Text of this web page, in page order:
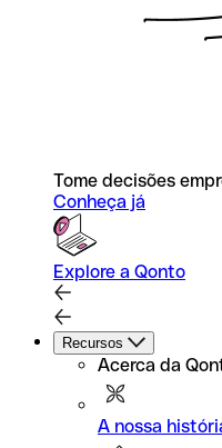
Tome decisões
Conheça já
Explore a Qonto
Recursos
Acerca da
A nossa